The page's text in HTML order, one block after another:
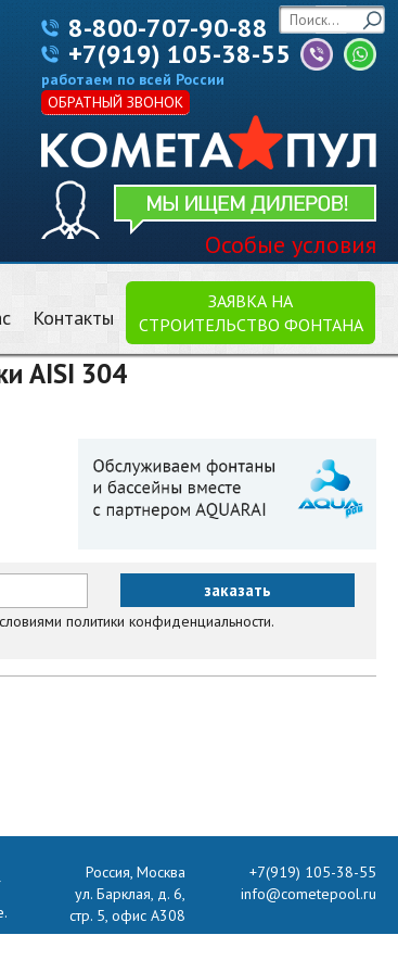
8-800-707-90-88
+7(919) 105-38-55
работаем по всей России
ОБРАТНЫЙ ЗВОНОК
Особые условия
Контакты
ЗАЯВКА НА
СТРОИТЕЛЬСТВО ФОНТАНА
AISI 304
политики конфиденциальности.
+7(919) 105-38-55
info@cometepool.ru
Россия, Москва
ул. Барклая, д. 6,
стр. 5, офис А308